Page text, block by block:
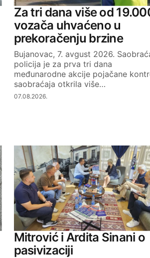
Za tri dana više od
vozača uhvaćeno u
prekoračenju brzine
Bujanovac, 7. avgust 2026.
policija je za prva tri dana
međunarodne akcije pojačane
saobraćaja otkrila više…
07.08.2026.
Mitrović i Ardita Sinani o
pasivizaciji